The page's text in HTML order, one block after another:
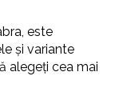
este
și variante
alegeți cea mai